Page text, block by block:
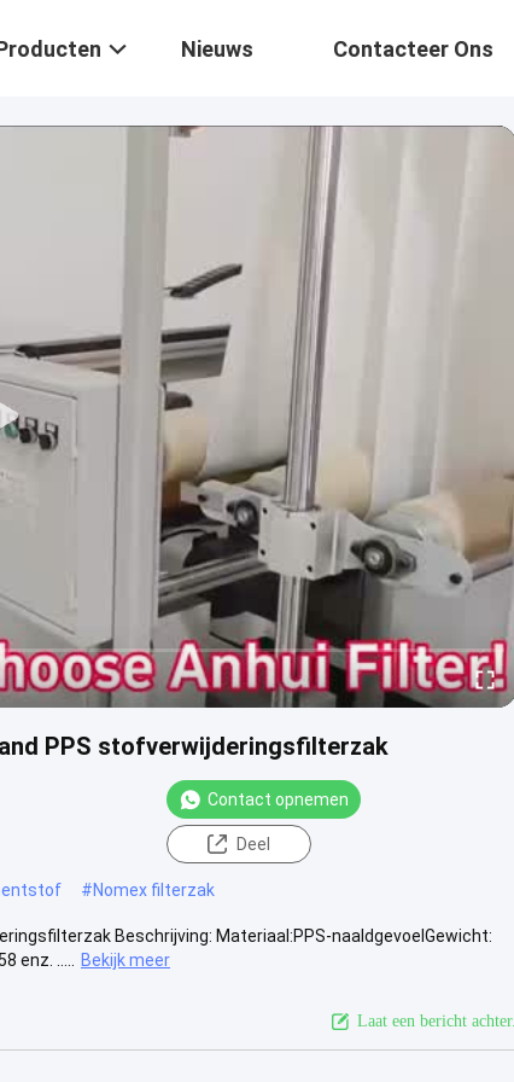
Nieuws Contacteer Ons
PPS stofverwijderingsfilterzak
Contact opnemen
Deel
#Nomex filterzak
Beschrijving: Materiaal:PPS-naaldgevoelGewicht:
enz. .....
Bekijk meer
Laat een bericht achter.